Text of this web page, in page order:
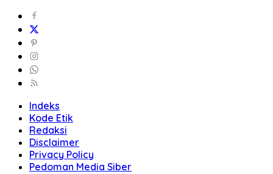
Indeks
Kode Etik
Redaksi
Disclaimer
Privacy Policy
Pedoman Media Siber